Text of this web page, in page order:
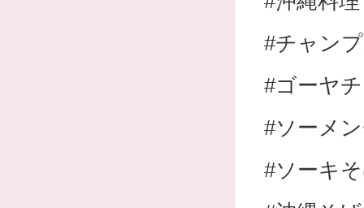
#チャン
#ゴーヤ
#ソーメ
#ソーキ